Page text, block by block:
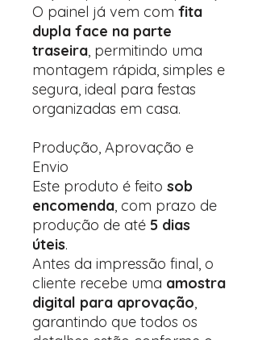
O painel já vem com fita
dupla face na parte
traseira, permitindo uma
montagem rápida, simples e
segura, ideal para festas
organizadas em casa.
Produção, Aprovação e
Envio
Este produto é feito sob
encomenda, com prazo de
produção de até 5 dias
úteis.
Antes da impressão final, o
cliente recebe uma amostra
digital para aprovação,
garantindo que todos os